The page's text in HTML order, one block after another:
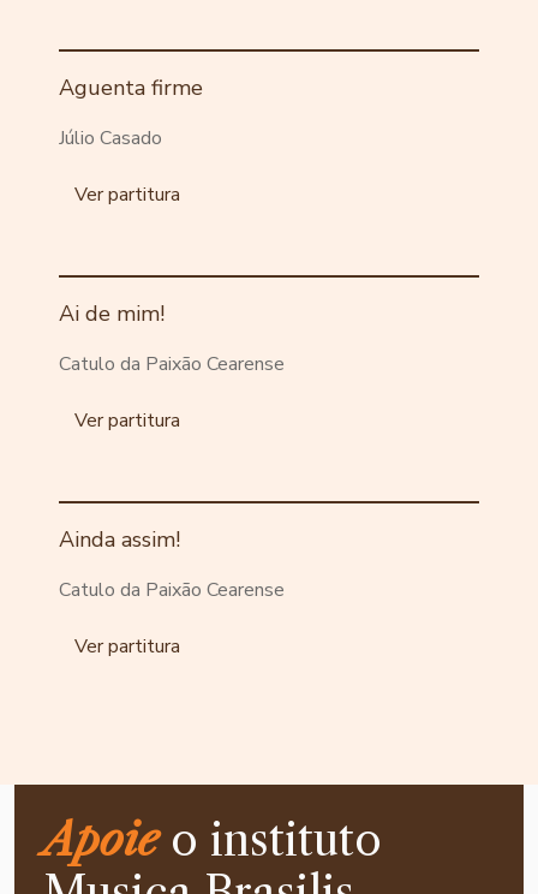
Aguenta firme
Júlio Casado
Ver partitura
Ai de mim!
Catulo da Paixão Cearense
Ver partitura
Ainda assim!
Catulo da Paixão Cearense
Ver partitura
Apoieo instituto